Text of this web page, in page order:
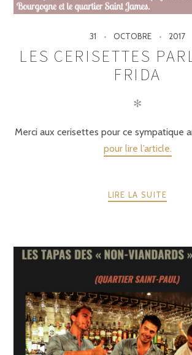
31 OCTOBRE 2017
LES CERISETTES
FRIDA
✻
Merci aux cerisettes pour ce sympatique
pour lire l’article.
LIRE LA SUITE